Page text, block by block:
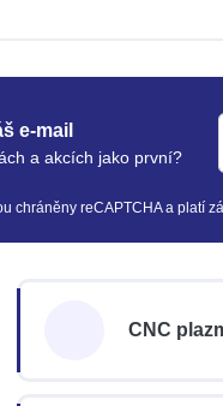
e-mail
a akcích jako první?
chráněny reCAPTCHA a platí
CNC